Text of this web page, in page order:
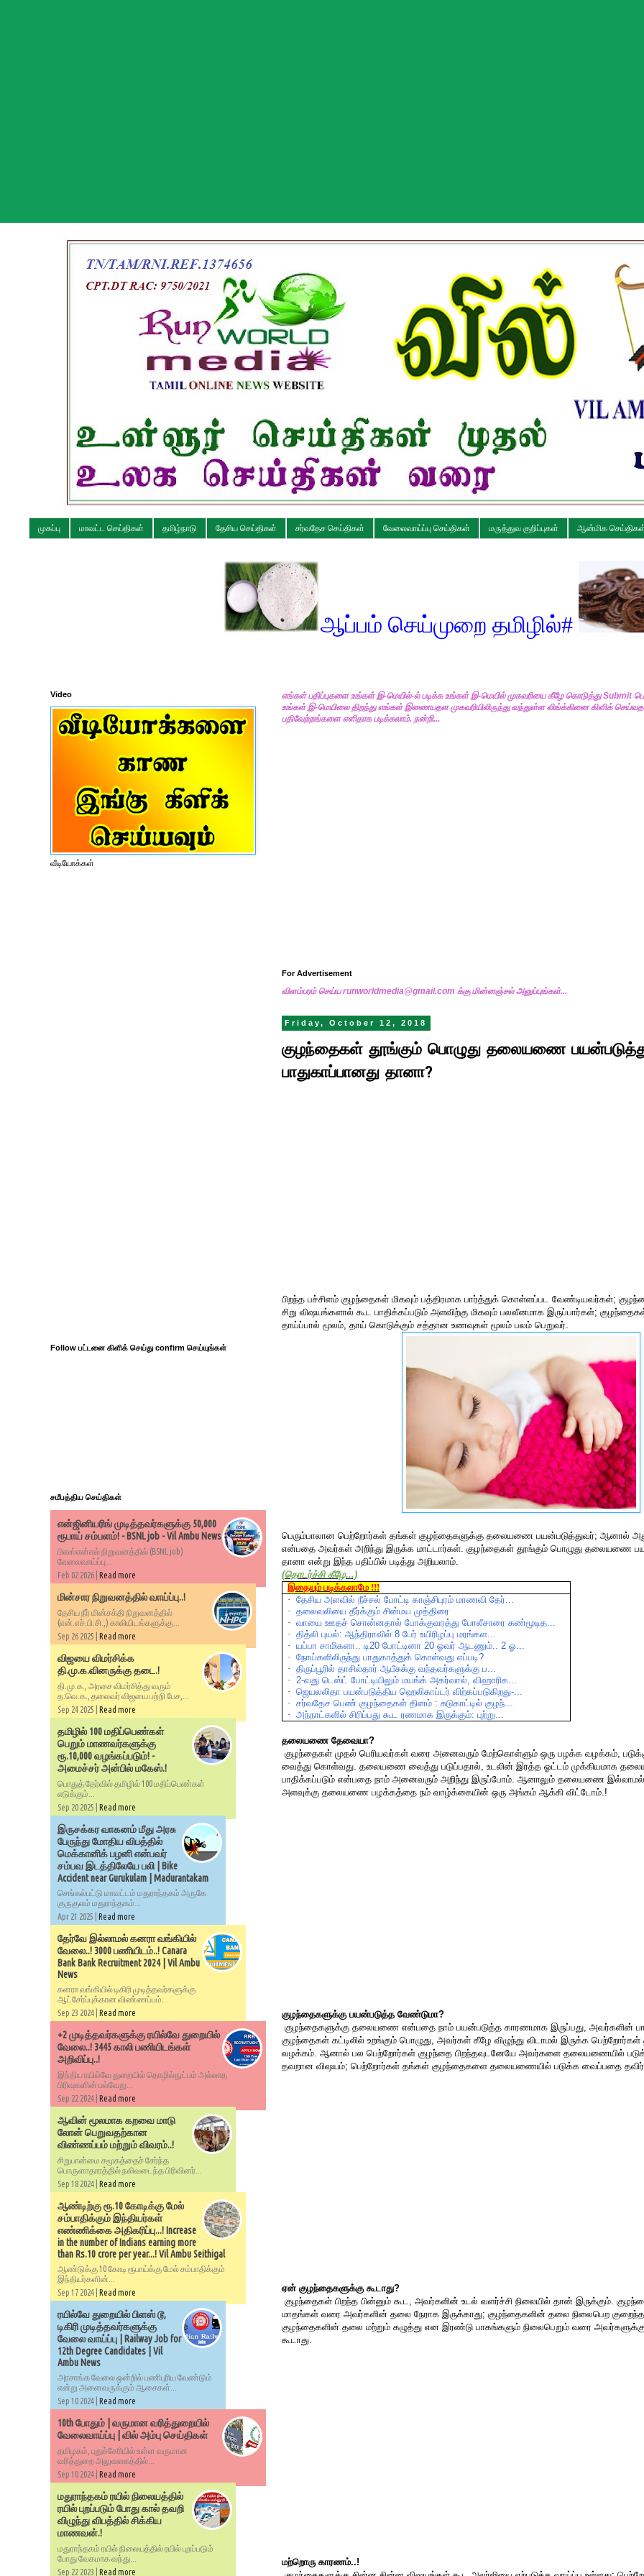
முகப்பு மாவட்ட செய்திகள் தமிழ்நாடு தேசிய செய்திகள் சர்வதேச செய்திகள் வேலைவாய்ப்பு செய்திகள் மருத்துவ குறிப்புகள் ஆன்மிக
ஆப்பம் செய்முறை தமிழில்#
எங்கள் பதிப்புகளை உங்கள் இ-மெயில்-ல் படிக்க உங்கள் இ-மெயில் முகவரியை கீழே கொடுத்து Submit
உங்கள் இ-மெயிலை திறந்து எங்கள் இணையதள முகவரியிலிருந்து வந்துள்ள லிங்க்கினை கிளிக்
பதிவேற்றங்களை எளிதாக படிக்கலாம். நன்றி...
For Advertisement
விளம்பரம் செய்ய runworldmedia@gmail.com க்கு மின்னஞ்சல் அனுப்புங்கள்...
Friday, October 12, 2018
குழந்தைகள் தூங்கும் பொழுது தலையணை
பாதுகாப்பானது தானா?
பிறந்த பச்சிளம் குழந்தைகள் மிகவும் பத்திரமாக பார்த்துக் கொள்ளப்பட வேண்டியவர்கள்;
சிறு விஷயங்களால் கூட பாதிக்கப்படும் அளவிற்கு மிகவும் பலவீனமாக இருப்பார்கள்;
தாய்ப்பால் மூலம், தாய் கொடுக்கும் சத்தான உணவுகள் மூலம் பலம் பெறுவர்.
பெரும்பாலான பெற்றோர்கள் தங்கள் குழந்தைகளுக்கு தலையணை பயன்படுத்துவர்; ஆனால்
என்பதை அவர்கள் அறிந்து இருக்க மாட்டார்கள். குழந்தைகள் தூங்கும் பொழுது தலையணை
தானா என்று இந்த பதிப்பில் படித்து அறியலாம்.
(தொடர்ச்சி கீழே...)
இதையும் படிக்கலாமே !!!
·
தேசிய அளவில் நீச்சல் போட்டி காஞ்சிபுரம் மாணவி தேர்...
·
தலைவலியை தீர்க்கும் சின்மய முத்திரை
·
வாயை ஊதச் சொன்னதால் போக்குவரத்து போலீசாரை கண்மூடித...
·
தித்லி புயல்:ஆந்திராவில் 8பேர் உயிரிழப்பு மரங்கள...
·
யப்பா சாமிகளா..டி20போட்டினா 20ஓவர் ஆடணும்.. 2ஓ...
·
நோய்களிலிருந்து பாதுகாத்துக் கொள்வது எப்படி?
·
திருப்பூரில் தாசில்தார் ஆபீசுக்கு வந்தவர்களுக்கு ப...
·
2-வது டெஸ்ட் போட்டியிலும் மயங்க் அகர்வால்,விஹாரிக...
·
ஜெயலலிதா பயன்படுத்திய ஹெலிகாப்டர் விற்கப்படுகிறது-...
·
சர்வதேச பெண் குழந்தைகள் தினம் :சுடுகாட்டில் குழந்...
·
அந்நாட்களில் சிரிப்பது கூட ரணமாக இருக்கும்:புற்று...
தலையணை தேவையா?
குழந்தைகள் முதல் பெரியவர்கள் வரை அனைவரும் மேற்கொள்ளும் ஒரு பழக்க வழக்கம்,
வைத்து கொள்வது. தலையணை வைத்து படுப்பதால், உடலின் இரத்த ஓட்டம் முக்கியமாக
பாதிக்கப்படும் என்பதை நாம் அனைவரும் அறிந்து இருப்போம். ஆனாலும் தலையணை இல்லாமல்
அளவுக்கு தலையணை பழக்கத்தை நம் வாழ்க்கையின் ஒரு அங்கம் ஆக்கி விட்டோம்.!
குழந்தைகளுக்கு பயன்படுத்த வேண்டுமா?
குழந்தைகளுக்கு தலையணை என்பதை நாம் பயன்படுத்த காரணமாக இருப்பது, அவர்களின்
குழந்தைகள் கட்டிலில் உறங்கும் பொழுது, அவர்கள் கீழே விழுந்து விடாமல் இருக்க
வழக்கம். ஆனால் பல பெற்றோர்கள் குழந்தை பிறந்தவுடனேயே அவர்களை தலையணையில்
தவறான விஷயம்; பெற்றோர்கள் தங்கள் குழந்தைகளை தலையணையில் படுக்க வைப்பதை
ஏன் குழந்தைகளுக்கு கூடாது?
குழந்தைகள் பிறந்த பின்னும் கூட, அவர்களின் உடல் வளர்ச்சி நிலையில் தான் இருக்கும்.
மாதங்கள் வரை அவர்களின் தலை நேராக இருக்காது; குழந்தைகளின் தலை நிலைபெற
குழந்தைகளின் தலை மற்றும் கழுத்து என இரண்டு பாகங்களும் நிலைபெறும் வரை
கூடாது.
மற்றொரு காரணம்..!
Video
வீடியோக்கள்
Follow பட்டனை கிளிக் செய்து confirm செய்யுங்கள்
சமீபத்திய செய்திகள்
என்ஜினியரிங் முடித்தவர்களுக்கு 50,000
ரூபாய் சம்பளம்! - BSNL job - Vil Ambu News
பிஎஸ்என்எல் நிறுவனத்தில் (BSNL job)
வேலைவாய்ப்பு...
Feb 02 2026 | Read more
மின்சார நிறுவனத்தில் வாய்ப்பு..!
தேசிய நீர் மின்சக்தி நிறுவனத்தில்
(என்.எச்.பி.சி.,) காலியிடங்களுக்கு...
Sep 26 2025 | Read more
விஜயை விமர்சிக்க
தி.மு.க.வினருக்கு தடை.!
தி.மு.க., அரசை விமர்சித்து வரும்
த.வெ.க., தலைவர் விஜயை பற்றி பேச,...
Sep 24 2025 | Read more
தமிழில் 100 மதிப்பெண்கள்
பெறும் மாணவர்களுக்கு
ரூ.10,000 வழங்கப்படும்! -
அமைச்சர் அன்பில் மகேஸ்.!
பொதுத் தேர்வில் தமிழில் 100 மதிப்பெண்கள்
எடுக்கும்...
Sep 20 2025 | Read more
இருசக்கர வாகனம் மீது அரசு
பேருந்து மோதிய விபத்தில்
மெக்கானிக் பழனி என்பவர்
சம்பவ இடத்திலேயே பலி | Bike
Accident near Gurukulam | Madurantakam
செங்கல்பட்டு மாவட்டம் மதுராந்தகம் அருகே
குருகுலம் மதுராந்தகம்...
Apr 21 2025 | Read more
தேர்வே இல்லாமல் கனரா வங்கியில்
வேலை..! 3000 பணியிடம்..! Canara
Bank Bank Recruitment 2024 | Vil Ambu
News
கனரா வங்கியில் டிகிரி முடித்தவர்களுக்கு
ஆட்சேர்ப்புக்கான விண்ணப்பம்...
Sep 23 2024 | Read more
+2 முடித்தவர்களுக்கு ரயில்வே துறையில்
வேலை..! 3445 காலி பணியிடங்கள்
அறிவிப்பு..!
இந்திய ரயில்வே துறையில் தொழில்நுட்பம் அல்லாத
பிரிவுகளின் பல்வேறு...
Sep 22 2024 | Read more
ஆவின் மூலமாக கறவை மாடு
லோன் பெறுவதற்கான
விண்ணப்பம் மற்றும் விவரம்..!
சிறுபான்மை சமூகத்தைச் சேர்ந்த
பொருளாதாரத்தில் நலிவடைந்த பிரிவினர்...
Sep 18 2024 | Read more
ஆண்டிற்கு ரூ.10 கோடிக்கு மேல்
சம்பாதிக்கும் இந்தியர்கள்
எண்ணிக்கை அதிகரிப்பு...! Increase
in the number of Indians earning more
than Rs.10 crore per year...! Vil Ambu Seithigal
ஆண்டுக்கு 10 கோடி ரூபாய்க்கு மேல் சம்பாதிக்கும்
இந்தியர்களின்...
Sep 17 2024 | Read more
ரயில்வே துறையில் பிளஸ் டூ,
டிகிரி முடித்தவர்களுக்கு
வேலை வாய்ப்பு | Railway Job for
12th Degree Candidates | Vil
Ambu News
அரசாங்க வேலை ஒன்றில் பணிபுரிய வேண்டும்
என்று அனைவருக்கும் ஆசைகள்...
Sep 10 2024 | Read more
10th போதும் | வருமான வரித்துறையில்
வேலைவாய்ப்பு | வில் அம்பு செய்திகள்
தமிழகம், புதுச்சேரியில் உள்ள வருமான
வரித்துறை அலுவலகத்தில்...
Sep 10 2024 | Read more
மதுராந்தகம் ரயில் நிலையத்தில்
ரயில் புறப்படும் போது கால் தவறி
விழுந்து விபத்தில் சிக்கிய
மாணவன்.!
மதுராந்தகம் ரயில் நிலையத்தில் ரயில் புறப்படும்
போது வேகமாக வந்து...
Sep 22 2023 | Read more